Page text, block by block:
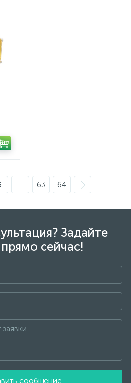
... 63 64
Задайте
сейчас!
сообщение